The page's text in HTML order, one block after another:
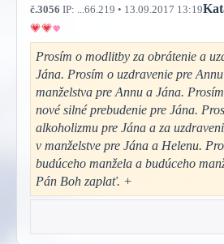
č.3056 IP: ...66.219 • 13.09.2017 13:19
Prosím o modlitby za obrátenie a
Jána. Prosím o uzdravenie pre
manželstva pre Annu a Jána.
nové silné prebudenie pre Jána.
alkoholizmu pre Jána a za
v manželstve pre Jána a Helenu.
budúceho manžela a budúceho
Pán Boh zaplať. +